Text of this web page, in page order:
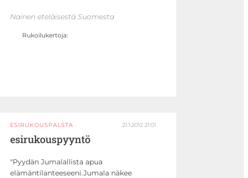
Nainen eteläisestä Suomesta
Rukoilukertoja:
ESIRUKOUSPALSTA 21.1.2012 21:01
esirukouspyyntö
Pyydän Jumalallista apua
elämäntilanteeseeni.Jumala näkee